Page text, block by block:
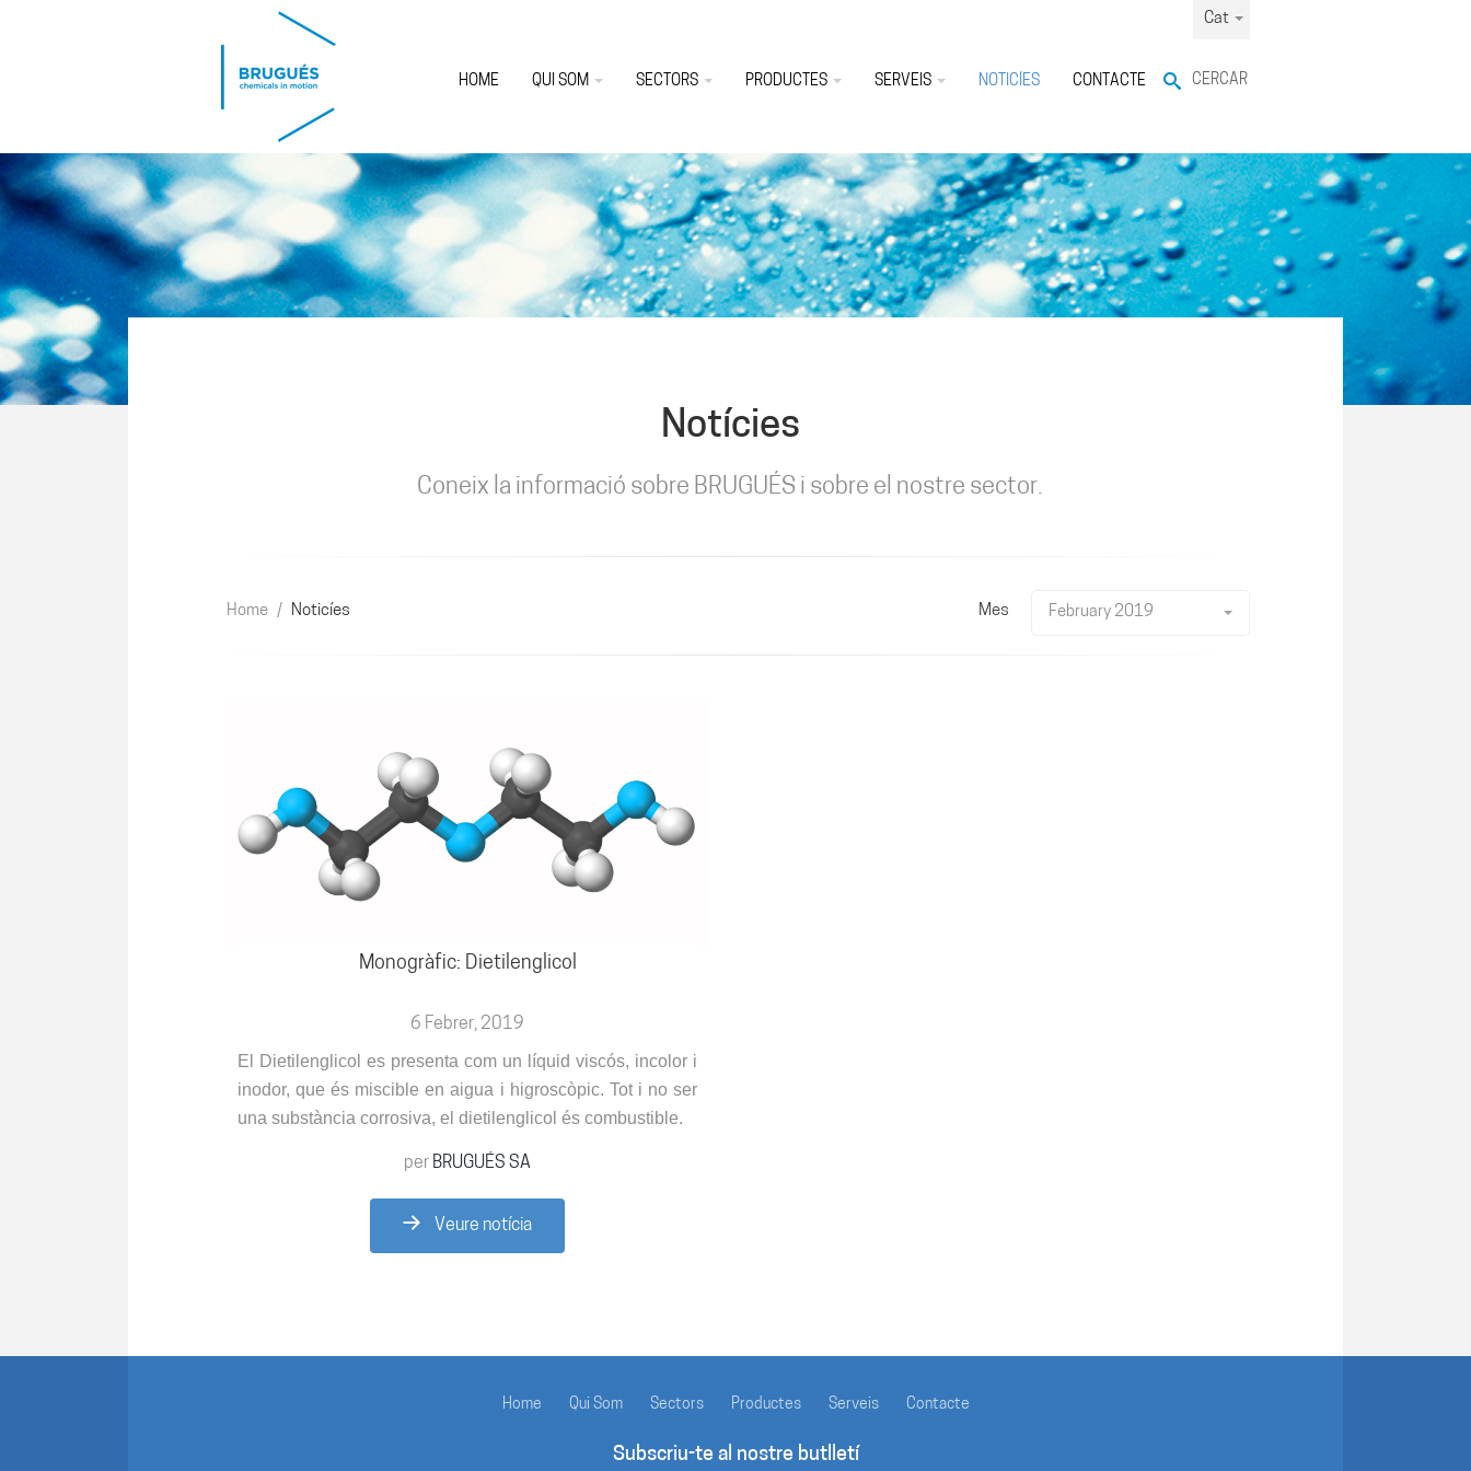
Cat
CERCAR
HOME QUI SOM SECTORS PRODUCTES SERVEIS NOTICÍES CONTACTE
Notícies
Coneix la informació sobre BRUGUÉS i sobre el nostre sector.
Home / Noticíes Mes February 2019
Monogràfic: Dietilenglicol
6 Febrer, 2019
El Dietilenglicol es presenta com un líquid viscós, incolor i
inodor, que és miscible en aigua i higroscòpic. Tot i no ser
una substància corrosiva, el dietilenglicol és combustible.
per BRUGUÉS SA
Veure notícia
Home Qui Som Sectors Productes Serveis Contacte
Subscriu-te al nostre butlletí